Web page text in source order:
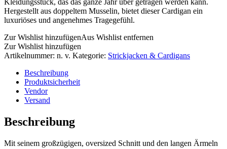
Kleidungsstück, das das ganze Jahr über getragen werden kann.
Hergestellt aus doppeltem Musselin, bietet dieser Cardigan ein
luxuriöses und angenehmes Tragegefühl.
Zur Wishlist hinzufügenAus Wishlist entfernen
Zur Wishlist hinzufügen
Artikelnummer: n. v. Kategorie: Strickjacken & Cardigans
Beschreibung
Produktsicherheit
Vendor
Versand
Beschreibung
Mit seinem großzügigen, oversized Schnitt und den langen Ärmeln